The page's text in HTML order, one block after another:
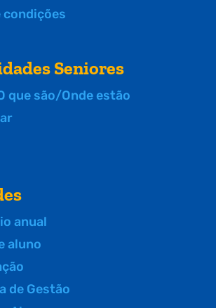
condições
Seniores
que são/Onde estão
anual
aluno
de Gestão